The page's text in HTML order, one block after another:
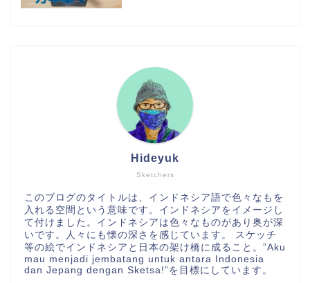
Sketchers
Hideyuk
このブログのタイトルは、インドネシア語で色々なもを
入れる空間という意味です。インドネシアをイメージし
て付けました。インドネシアは色々なものがあり奥が深
いです。人々にも懐の深さを感じています。 スケッチ
等の絵でインドネシアと日本の架け橋に成ること。”Aku
mau menjadi jembatang untuk antara Indonesia
dan Jepang dengan Sketsa!”を目標にしています。